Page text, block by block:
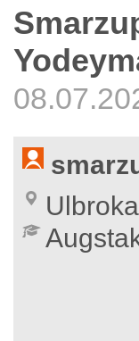
Ulbroka